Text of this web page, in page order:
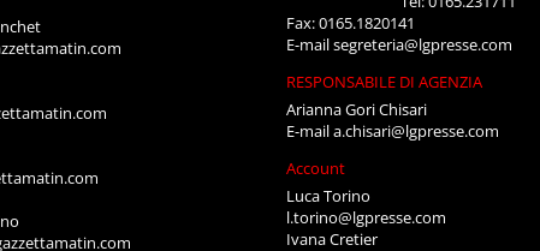
Fax: 0165.1820141
E-mailsegreteria@lgpresse.com
RESPONSABILE DI AGENZIA
Arianna Gori Chisari
E-maila.chisari@lgpresse.com
Account
Luca Torino
l.torino@lgpresse.com
Ivana Cretier